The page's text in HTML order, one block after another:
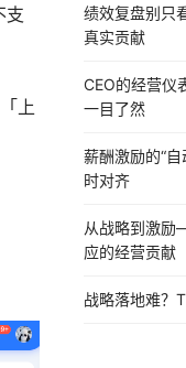
支
上
绩效复盘别只
真实贡献
CEO的经营
一目了然
薪酬激励的“
时对齐
从战略到激
应的经营贡献
战略落地难？